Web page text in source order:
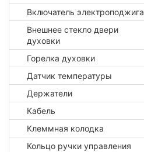
Включатель электроподжига
Внешнее стекло двери
духовки
Горелка духовки
Датчик температуры
Держатели
Кабель
Клеммная колодка
Кольцо ручки управления